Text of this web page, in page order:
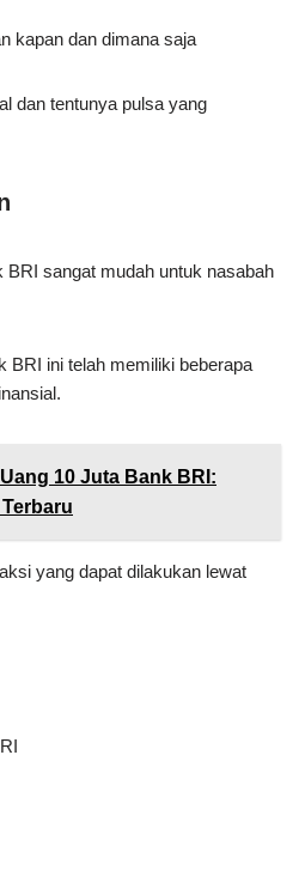
kapan dan dimana saja
dan tentunya pulsa yang
BRI sangat mudah untuk nasabah
BRI ini telah memiliki beberapa
10 Juta Bank BRI:
yang dapat dilakukan lewat